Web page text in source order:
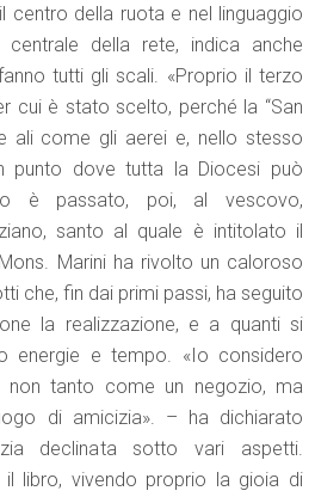
centro della ruota e nel linguaggio
centrale della rete, indica anche
tutti gli scali. «Proprio il terzo
cui è stato scelto, perché la “San
ali come gli aerei e, nello stesso
punto dove tutta la Diocesi può
è passato, poi, al vescovo,
santo al quale è intitolato il
Marini ha rivolto un caloroso
che, fin dai primi passi, ha seguito
la realizzazione, e a quanti si
energie e tempo. «Io considero
non tanto come un negozio, ma
di amicizia». – ha dichiarato
declinata sotto vari aspetti.
il libro, vivendo proprio la gioia di